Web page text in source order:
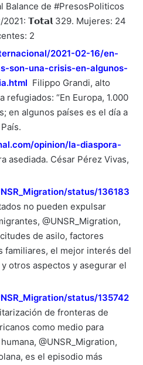
Balance de #PresosPoliticos
𝗧𝗼𝘁𝗮𝗹 329. Mujeres: 24
2
2021-02-16/en-
son-una-crisis-en-algunos-
Filippo Grandi, alto
refugiados: “En Europa, 1.000
en algunos países es el día a
opinion/la-diaspora-
asediada. César Pérez Vivas,
status/136183
no pueden expulsar
@UNSR_Migration,
de asilo, factores
familiares, el mejor interés del
otros aspectos y asegurar el
status/135742
de fronteras de
como medio para
@UNSR_Migration,
es el episodio más